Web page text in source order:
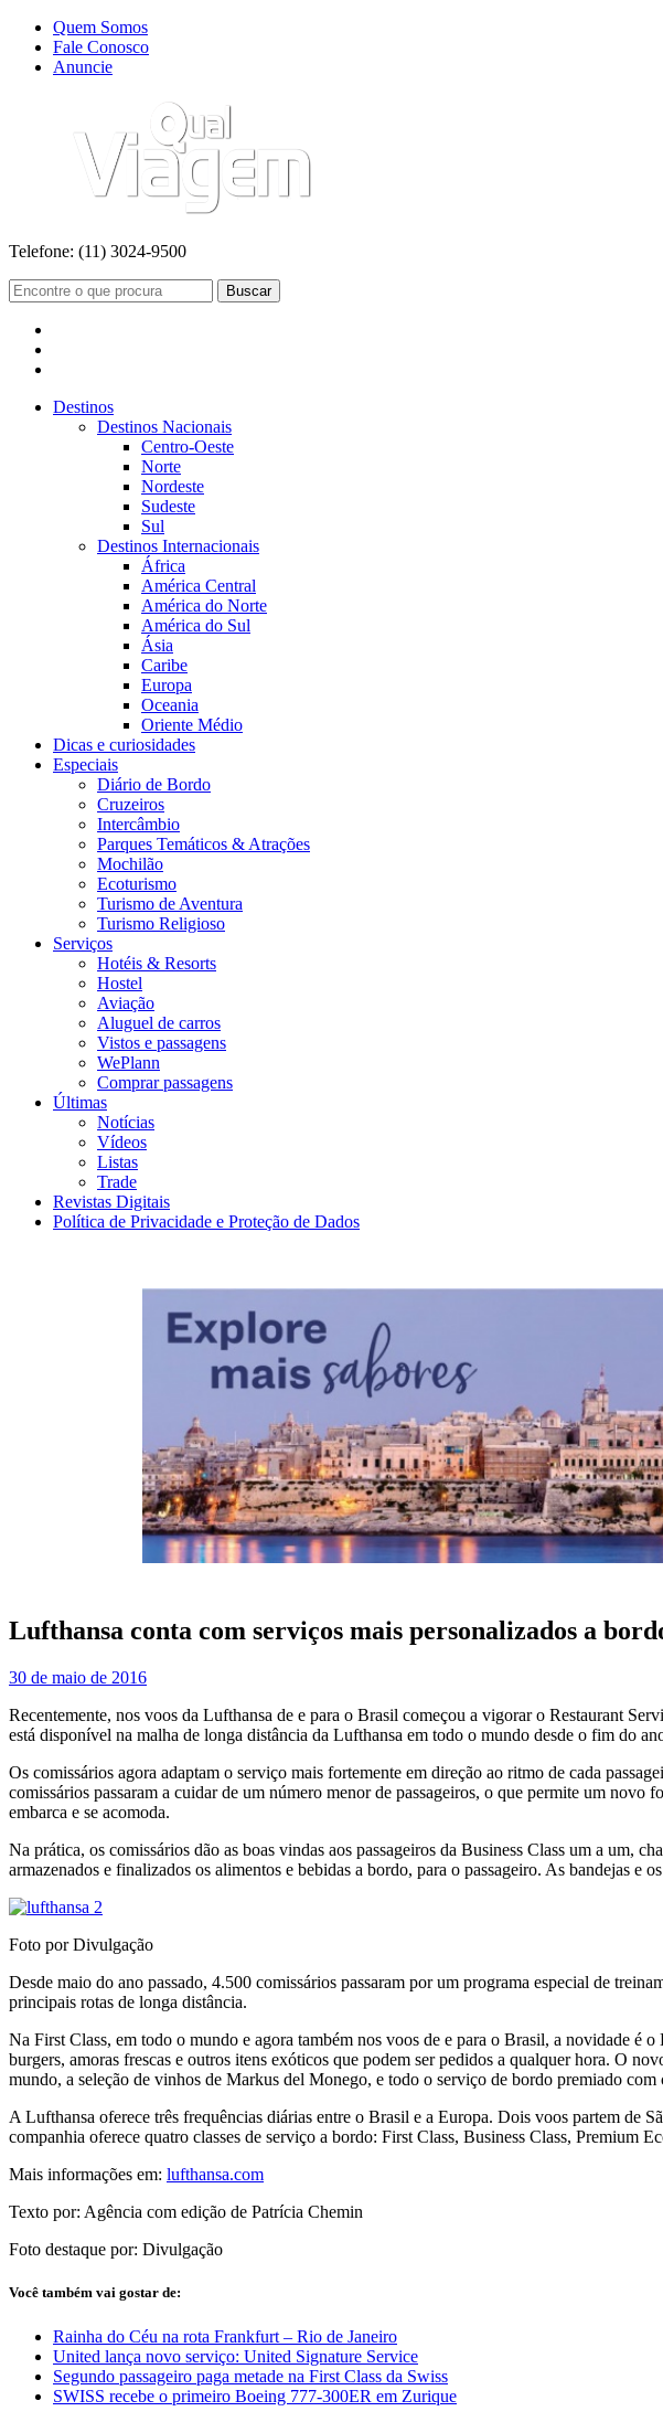
Quem Somos
Fale Conosco
Anuncie
Telefone: (11) 3024-9500
Buscar
Destinos
Destinos Nacionais
Centro-Oeste
Norte
Nordeste
Sudeste
Sul
Destinos Internacionais
África
América Central
América do Norte
América do Sul
Ásia
Caribe
Europa
Oceania
Oriente Médio
Dicas e curiosidades
Especiais
Diário de Bordo
Cruzeiros
Intercâmbio
Parques Temáticos & Atrações
Mochilão
Ecoturismo
Turismo de Aventura
Turismo Religioso
Serviços
Hotéis & Resorts
Hostel
Aviação
Aluguel de carros
Vistos e passagens
WePlann
Comprar passagens
Últimas
Notícias
Vídeos
Listas
Trade
Revistas Digitais
Política de Privacidade e Proteção de Dados
Lufthansa conta com serviços mais personalizados a
30 de maio de 2016
Recentemente, nos voos da Lufthansa de e para o Brasil começou a vigorar o Restaurant
está disponível na malha de longa distância da Lufthansa em todo o mundo desde o fim do
Os comissários agora adaptam o serviço mais fortemente em direção ao ritmo de cada
comissários passaram a cuidar de um número menor de passageiros, o que permite um
embarca e se acomoda.
Na prática, os comissários dão as boas vindas aos passageiros da Business Class um a um,
armazenados e finalizados os alimentos e bebidas a bordo, para o passageiro. As bandejas
Foto por Divulgação
Desde maio do ano passado, 4.500 comissários passaram por um programa especial de
principais rotas de longa distância.
Na First Class, em todo o mundo e agora também nos voos de e para o Brasil, a novidade é
burgers, amoras frescas e outros itens exóticos que podem ser pedidos a qualquer hora. O
mundo, a seleção de vinhos de Markus del Monego, e todo o serviço de bordo premiado com
A Lufthansa oferece três frequências diárias entre o Brasil e a Europa. Dois voos partem de
companhia oferece quatro classes de serviço a bordo: First Class, Business Class, Premium
Mais informações em: lufthansa.com
Texto por: Agência com edição de Patrícia Chemin
Foto destaque por: Divulgação
Você também vai gostar de:
Rainha do Céu na rota Frankfurt – Rio de Janeiro
United lança novo serviço: United Signature Service
Segundo passageiro paga metade na First Class da Swiss
SWISS recebe o primeiro Boeing 777-300ER em Zurique